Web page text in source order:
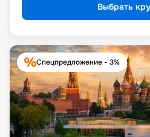
Выбрать
Спецпредложение - 3%